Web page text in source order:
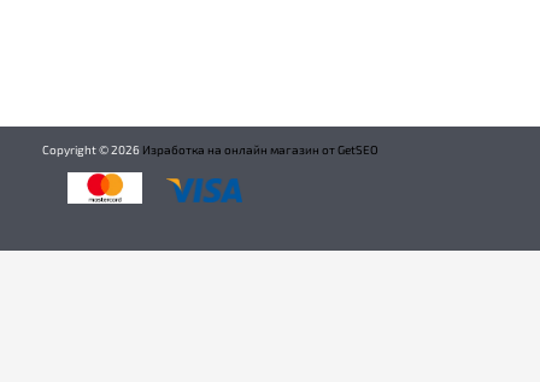
Copyright ©2026 Изработка на онлайн магазин от GetSEO